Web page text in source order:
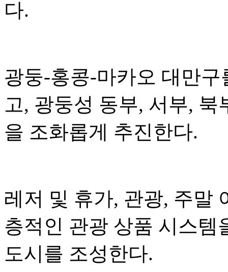
다.
광둥-홍콩-마카오 대만
고, 광둥성 동부, 서부,
을 조화롭게 추진한다.
레저 및 휴가, 관광, 주말
층적인 관광 상품 시스템
도시를 조성한다.